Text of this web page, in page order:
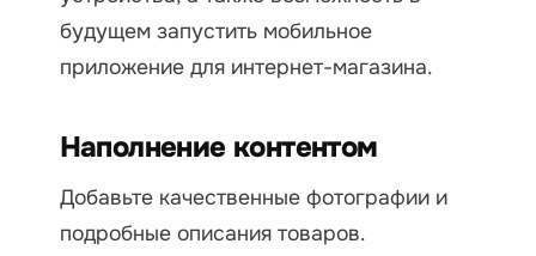
будущем запустить мобильное
приложение для интернет-магазина.
Наполнение контентом
Добавьте качественные фотографии и
подробные описания товаров.